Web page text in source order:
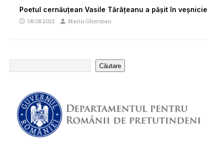
Poetul cernăuțean Vasile Tărâțeanu a pășit în veșnicie
08.08.2022 Marin Gherman
Căutare